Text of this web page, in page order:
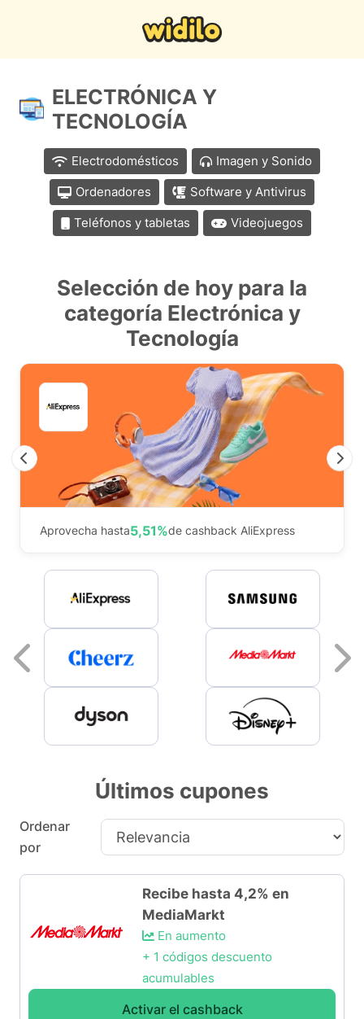
ELECTRÓNICA Y
TECNOLOGÍA
Electrodomésticos
Imagen y Sonido
Ordenadores
Software y Antivirus
Teléfonos y tabletas
Videojuegos
Selección de hoy para la
categoría Electrónica y
Tecnología
Aprovecha hasta5,51%de cashback AliExpress
Previous
Previous
Últimos cupones
Ordenar
por
Recibe hasta 4,2% en
MediaMarkt
En aumento
+ 1 códigos descuento
acumulables
Activar el cashback